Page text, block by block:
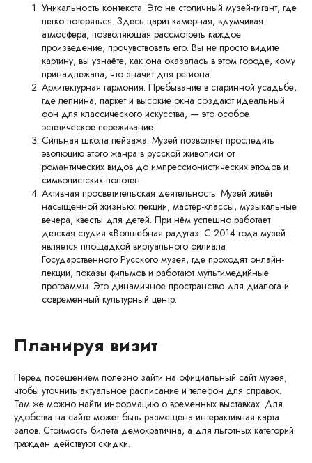
Уникальность контекста. Это не столичный музей-гигант, где
легко потеряться. Здесь царит камерная, вдумчивая
атмосфера, позволяющая рассмотреть каждое
произведение, прочувствовать его. Вы не просто видите
картину, вы узнаёте, как она оказалась в этом городе, кому
принадлежала, что значит для региона.
Архитектурная гармония. Пребывание в старинной усадьбе,
где лепнина, паркет и высокие окна создают идеальный
фон для классического искусства, — это особое
эстетическое переживание.
Сильная школа пейзажа. Музей позволяет проследить
эволюцию этого жанра в русской живописи от
романтических видов до импрессионистических этюдов и
символистских полотен.
Активная просветительская деятельность. Музей живёт
насыщенной жизнью: лекции, мастер-классы, музыкальные
вечера, квесты для детей. При нём успешно работает
детская студия «Волшебная радуга». С 2014 года музей
является площадкой виртуального филиала
Государственного Русского музея, где проходят онлайн-
лекции, показы фильмов и работают мультимедийные
программы. Это динамичное пространство для диалога и
современный культурный центр.
Планируя визит
Перед посещением полезно зайти на официальный сайт музея,
чтобы уточнить актуальное расписание и телефон для справок.
Там же можно найти информацию о временных выставках. Для
удобства на сайте может быть размещена интерактивная карта
залов. Стоимость билета демократична, а для льготных категорий
граждан действуют скидки.